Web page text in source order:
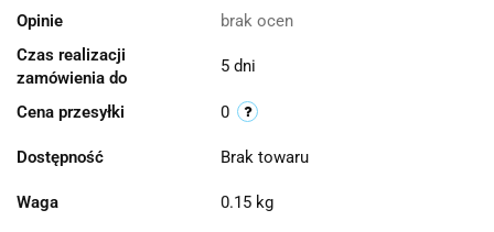
Opinie
brak ocen
Czas realizacji
zamówienia do
5 dni
Cena przesyłki 0
Dostępność Brak towaru
Waga 0.15 kg